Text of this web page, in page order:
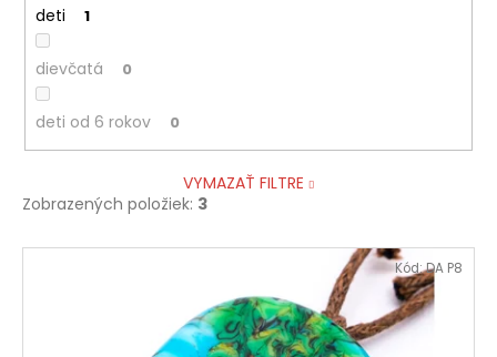
deti 1
dievčatá 0
deti od 6 rokov 0
VYMAZAŤ FILTRE
Zobrazených položiek: 3
V Kód:DA P8